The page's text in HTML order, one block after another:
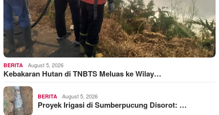
BERITA August 5, 2026
Kebakaran Hutan di TNBTS Meluas ke Wilay…
BERITA August 5, 2026
Proyek Irigasi di Sumberpucung Disorot: …